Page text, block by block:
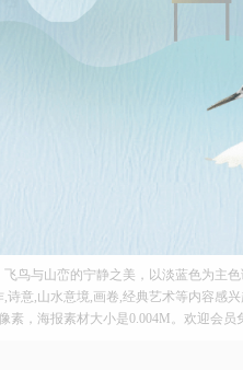
鸟与山峦的宁静之美，以淡蓝色为主
诗意,山水意境,画卷,经典艺术等内容感
素，海报素材大小是0.004M。欢迎会员